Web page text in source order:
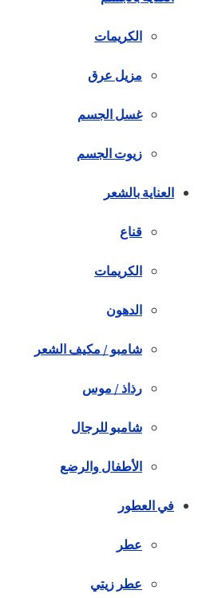
الكريمات
مزيل عرق
غسل الجسم
زيوت الجسم
العناية بالشعر
قناع
الكريمات
الدهون
شامبو / مكيف الشعر
رذاذ / موس
شامبو للرجال
الأطفال والرضع
في العطور
عطر
عطر زيتي